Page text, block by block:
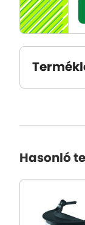
Hasonló